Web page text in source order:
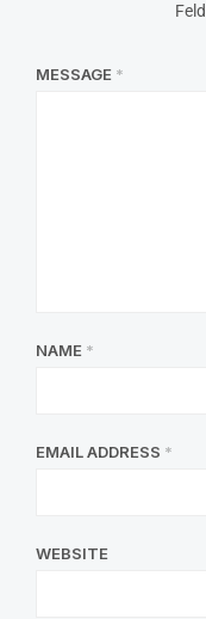
MESSAGE *
NAME *
EMAIL ADDRESS *
WEBSITE